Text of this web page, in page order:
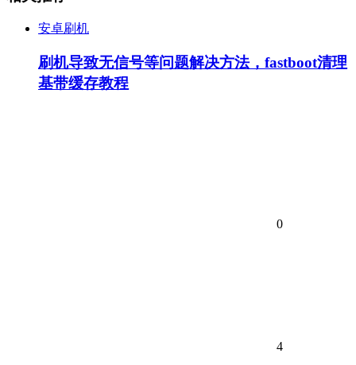
安卓刷机
刷机导致无信号等问题解决方法，fastboot清理
基带缓存教程
0
4